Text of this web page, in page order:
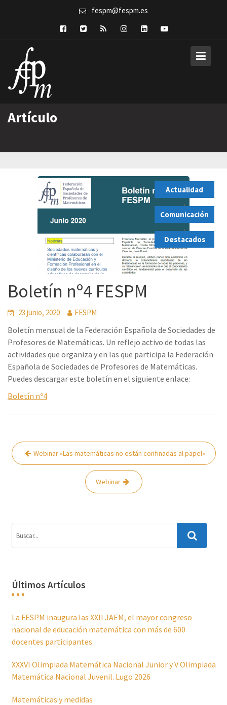
fespm@fespm.es
Artículo
Actualidad
,
Comunicación
,
Destacados
Boletín nº4 FESPM
23 junio, 2020 FESPM
Boletín mensual de la Federación Española de Sociedades de
Profesores de Matemáticas. Un reflejo activo de todas las
actividades que organiza y en las que participa la Federación
Española de Sociedades de Profesores de Matemáticas.
Puedes descargar este boletín en el siguiente enlace:
Boletín nº4
Navegación
de
Webinar «Las matemáticas no están confinadas al papel»
Webinar
Últimos Artículos
La FESPM inaugura las XXII JAEM, el mayor congreso
nacional de educación matemática con más de 600
docentes participantes
XXXVI Olimpiada Matemática Nacional Junior y V Olimpiada
Matemática Nacional Juvenil. Lugo 2026
Matemáticas y medidas